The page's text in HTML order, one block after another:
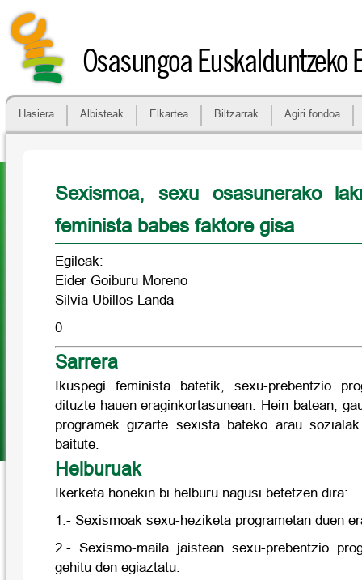
Osasungoa Euskalduntzeko
Hasiera Albisteak Elkartea Biltzarrak Agiri fondoa
Sexismoa, sexu osasunerako
feminista babes faktore gisa
Egileak:
Eider Goiburu Moreno
Silvia Ubillos Landa
0
Sarrera
Ikuspegi feminista batetik, sexu-prebentzio
dituzte hauen eraginkortasunean. Hein batean,
programek gizarte sexista bateko arau
baitute.
Helburuak
Ikerketa honekin bi helburu nagusi betetzen dira:
1.- Sexismoak sexu-heziketa programetan duen
2.- Sexismo-maila jaistean sexu-prebentzio
gehitu den egiaztatu.